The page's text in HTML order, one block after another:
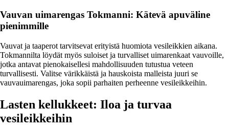
Vauvan uimarengas Tokmanni: Kätevä apuväline
pienimmille
Vauvat ja taaperot tarvitsevat erityistä huomiota vesileikkien aikana.
Tokmannilta löydät myös suloiset ja turvalliset uimarenkaat vauvoille,
jotka antavat pienokaisellesi mahdollisuuden tutustua veteen
turvallisesti. Valitse värikkäistä ja hauskoista malleista juuri se
vauvauimarengas, joka sopii parhaiten perheenne vesileikkeihin.
Lasten kellukkeet: Iloa ja turvaa
vesileikkeihin